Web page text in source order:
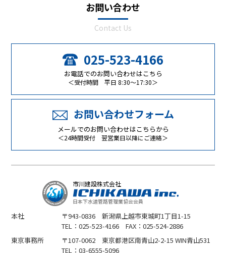
お問い合わせ
Contact Us
025-523-4166
お電話でのお問い合わせはこちら
＜受付時間 平日 8:30～17:30＞
お問い合わせフォーム
メールでのお問い合わせはこちらから
＜24時間受付 翌営業日以降にご連絡＞
市川建設株式会社
日本下水道管路管理業協会会員
本社
〒943-0836 新潟県上越市東城町1丁目1-15
TEL：025-523-4166 FAX：025-524-2886
東京事務所
〒107-0062 東京都港区南青山2-2-15 WIN青山531
TEL：03-6555-5096